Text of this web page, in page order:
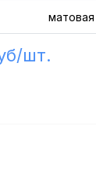
матовая
шт.